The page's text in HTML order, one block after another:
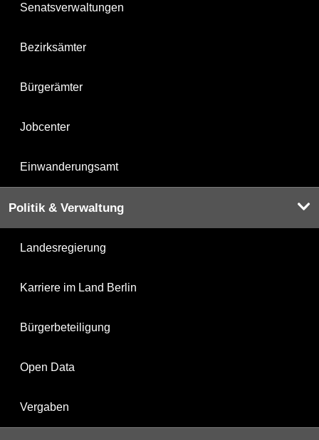
Senatsverwaltungen
Bezirksämter
Bürgerämter
Jobcenter
Einwanderungsamt
Politik & Verwaltung
Landesregierung
Karriere im Land Berlin
Bürgerbeteiligung
Open Data
Vergaben